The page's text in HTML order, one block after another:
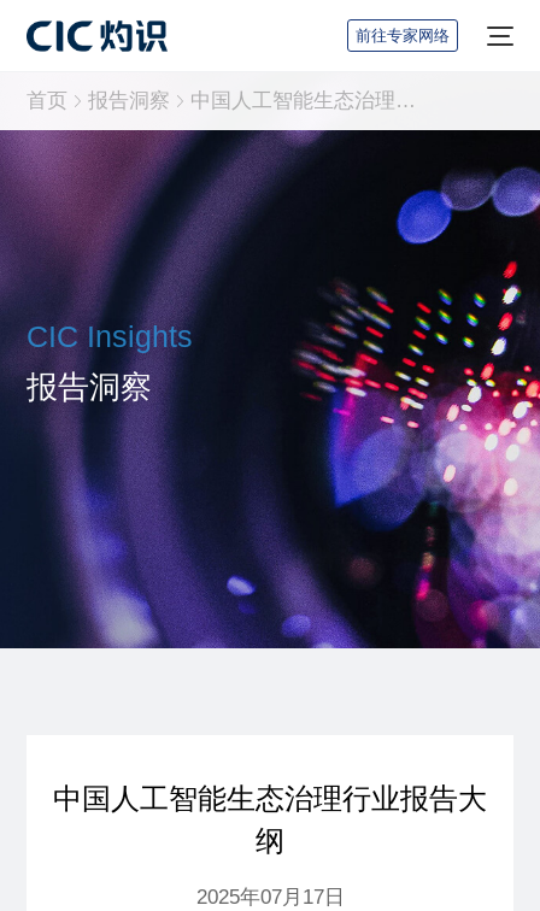
前往专家网络
CIC Insights
报告洞察
首页 报告洞察 中国人工智能生态治理行业报告大纲
中国人工智能生态治理行业报告大
纲
2025年07月17日